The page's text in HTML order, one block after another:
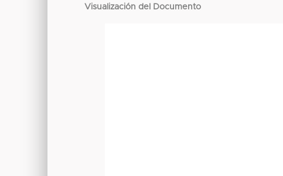
Visualización del Documento